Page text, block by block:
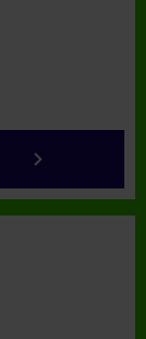
keyboard_arrow_right